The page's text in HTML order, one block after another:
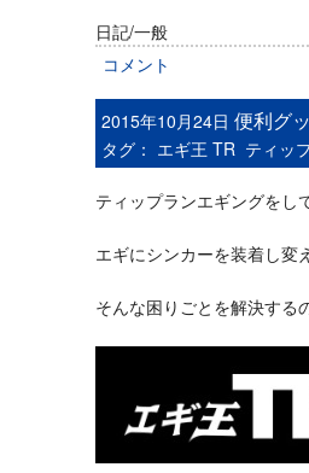
日記/一般
コメント
2015年10月24日 便利グ
タグ： エギ王 TR ティッ
ティップランエギングをし
エギにシンカーを装着し変
そんな困りごとを解決する